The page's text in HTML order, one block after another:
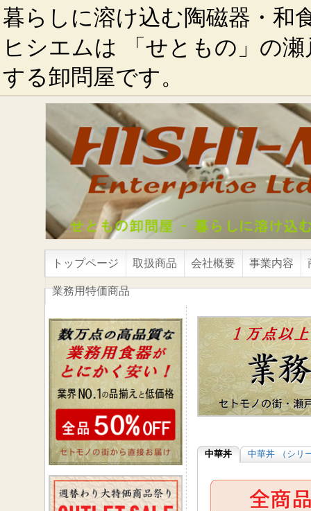
暮らしに溶け込む陶磁器・
ヒシエムは 「せともの」の
する卸問屋です。
トップページ 取扱商品 会社概要 事業内容
業務用特価商品
中華丼 中華丼 （シリ